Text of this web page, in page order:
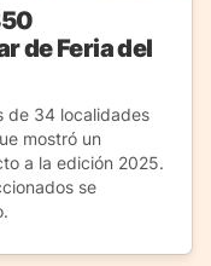
de Feria del
de 34 localidades
mostró un
a la edición 2025.
se